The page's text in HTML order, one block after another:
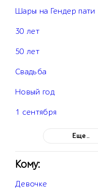
Шары на Гендер пати
30 лет
50 лет
Свадьба
Новый год
1 сентября
Еще..
Кому:
Девочке